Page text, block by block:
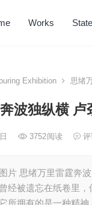
Works
Exhibition 思绪
波独纵横 卢
3752阅读
片 思绪万里雷霆奔
经被遗忘在纸卷里
所拥有的是一种精